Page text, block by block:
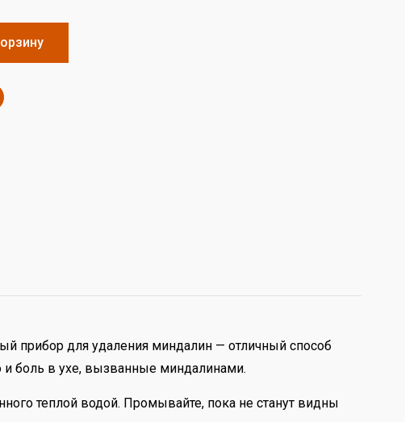
прибор для удаления миндалин — отличный способ
и боль в ухе, вызванные миндалинами.
теплой водой. Промывайте, пока не станут видны